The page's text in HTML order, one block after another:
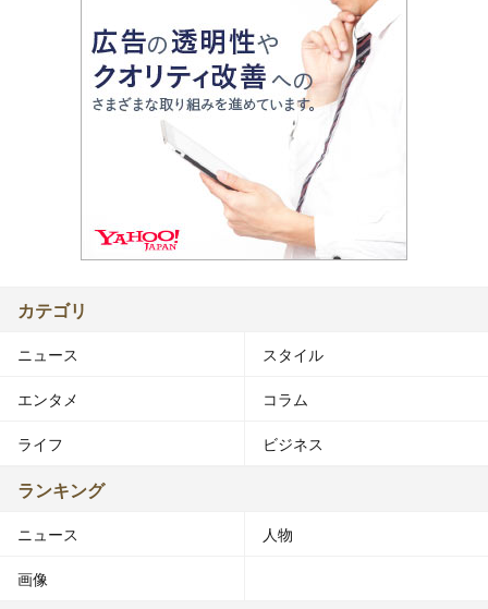
カテゴリ
ニュース スタイル
エンタメ コラム
ライフ ビジネス
ランキング
ニュース 人物
画像